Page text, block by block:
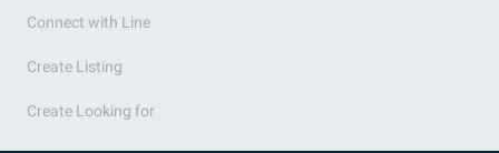
Connect with Line
Create Listing
Create Looking for